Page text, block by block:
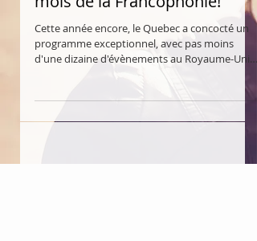
Cette année encore, le Quebec a concocté un
programme exceptionnel, avec pas moins
d'une dizaine d'évènements au Royaume-Uni,